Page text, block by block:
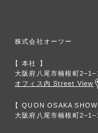
株式会社オーツー
本社
大阪府八尾市楠根町2‒1‒1
オフィス内 Street View
QUON OSAKA
大阪府八尾市楠根町